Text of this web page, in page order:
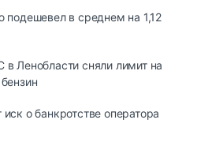
подешевел в среднем на 1,12
в Ленобласти сняли лимит на
о банкротстве оператора